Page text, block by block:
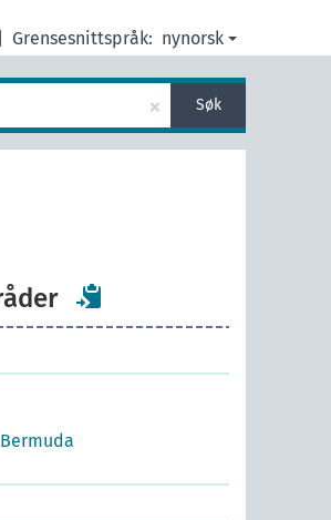
Grensesnittspråk: nynorsk
× Søk